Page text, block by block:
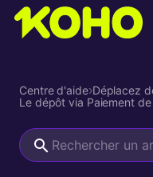
Centre d'aide›Déplacez
Le dépôt via Paiement